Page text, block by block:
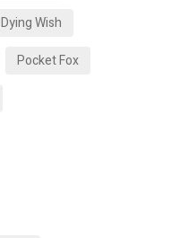
Dying Wish
Pocket Fox